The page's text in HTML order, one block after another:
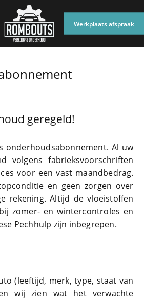
Werkplaats afspraak
geregeld!
onderhoudsabonnement. Al uw
volgens fabrieksvoorschriften
voor een vast maandbedrag.
en geen zorgen over
rekening. Altijd de vloeistoffen
zomer- en wintercontroles en
Pechhulp zijn inbegrepen.
(leeftijd, merk, type, staat van
wij zien wat het verwachte